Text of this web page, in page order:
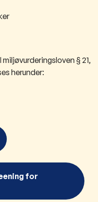
§ 21,
herunder:
for